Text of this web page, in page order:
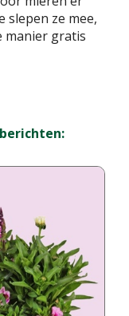
slepen ze mee,
manier gratis